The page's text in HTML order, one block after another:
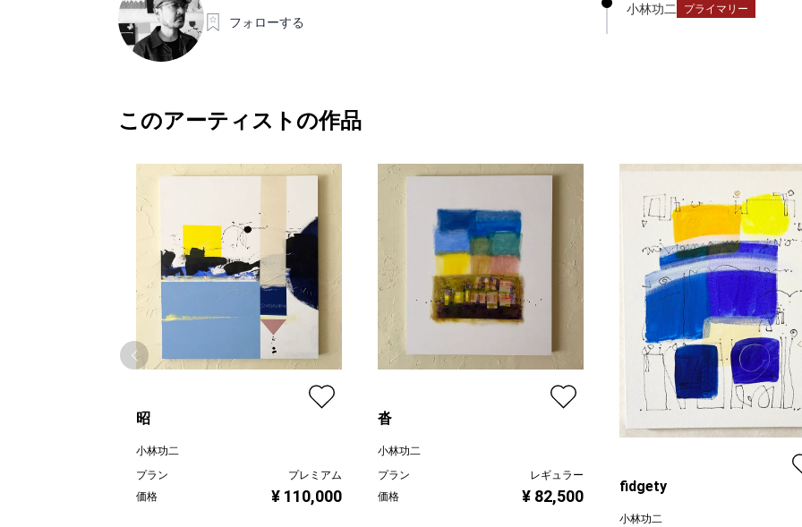
フォローする
小林功二 プライマリー
このアーティストの作品
昭
小林功二
プラン
プレミアム
価格
¥ 110,000
沓
小林功二
プラン
レギュラー
価格
¥ 82,500 fidgety
小林功二